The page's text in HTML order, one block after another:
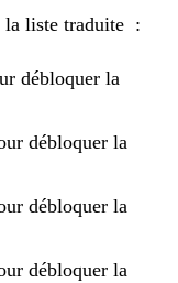
la liste traduite :
débloquer la
débloquer la
débloquer la
débloquer la